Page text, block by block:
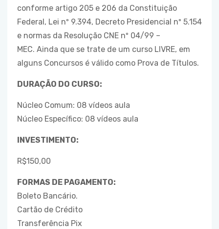
conforme artigo 205 e 206 da Constituição
Federal, Lei nº 9.394, Decreto Presidencial nº 5.154
e normas da Resolução CNE nº 04/99 –
MEC. Ainda que se trate de um curso LIVRE, em
alguns Concursos é válido como Prova de Títulos.
DURAÇÃO DO CURSO:
Núcleo Comum: 08 vídeos aula
Núcleo Específico: 08 vídeos aula
INVESTIMENTO:
R$150,00
FORMAS DE PAGAMENTO:
Boleto Bancário.
Cartão de Crédito
Transferência Pix